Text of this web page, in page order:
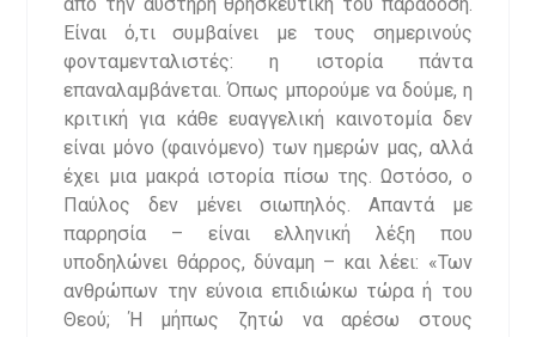
Είναι ό,τι συμβαίνει με τους σημερινούς
φονταμενταλιστές: η ιστορία πάντα
επαναλαμβάνεται. Όπως μπορούμε να δούμε, η
κριτική για κάθε ευαγγελική καινοτομία δεν
είναι μόνο (φαινόμενο) των ημερών μας, αλλά
έχει μια μακρά ιστορία πίσω της. Ωστόσο, ο
Παύλος δεν μένει σιωπηλός. Απαντά με
παρρησία – είναι ελληνική λέξη που
υποδηλώνει θάρρος, δύναμη – και λέει: «Των
ανθρώπων την εύνοια επιδιώκω τώρα ή του
Θεού; Ή μήπως ζητώ να αρέσω στους